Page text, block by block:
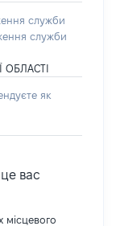
служби
служби
як
вас
місцевого